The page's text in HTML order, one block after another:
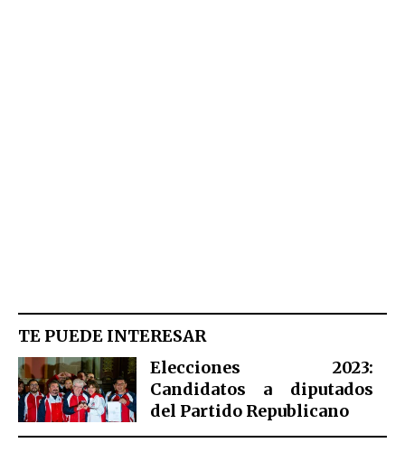
TE PUEDE INTERESAR
Elecciones 2023:
Candidatos a diputados
del Partido Republicano